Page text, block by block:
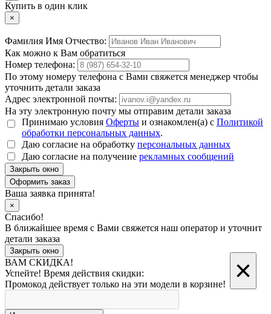
Купить в один клик
×
Фамилия Имя Отчество:
Как можно к Вам обратиться
Номер телефона:
По этому номеру телефона с Вами свяжется менеджер чтобы
уточнить детали заказа
Адрес электронной почты:
На эту электронную почту мы отправим детали заказа
Принимаю условия Оферты и ознакомлен(а) с Политикой
обработки персональных данных.
Даю согласие на обработку персональных данных
Даю согласие на получение рекламных сообщений
Закрыть окно
Ваша заявка принята!
×
Спасибо!
В ближайшее время с Вами свяжется наш оператор и уточнит
детали заказа
Закрыть окно
×
ВАМ СКИДКА!
Успейте! Время действия скидки:
Промокод действует только на эти модели в корзине!